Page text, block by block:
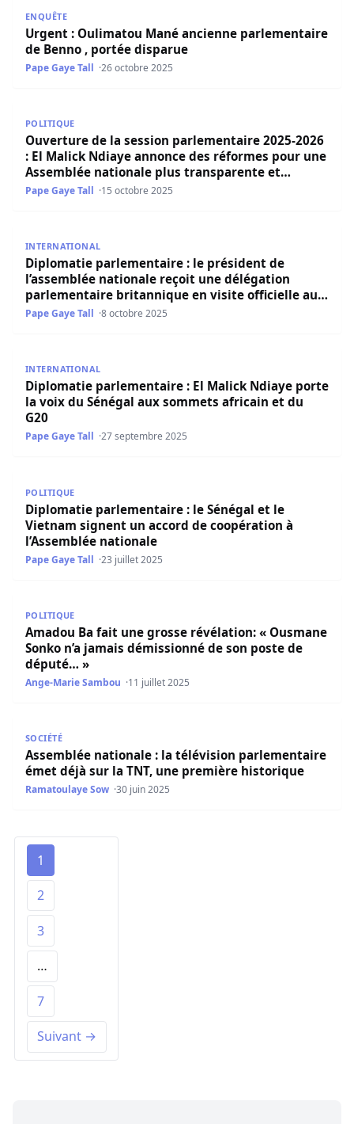
ENQUÊTE
Urgent : Oulimatou Mané ancienne parlementaire
de Benno , portée disparue
Pape Gaye Tall 26 octobre 2025
POLITIQUE
Ouverture de la session parlementaire 2025-2026
: El Malick Ndiaye annonce des réformes pour une
Assemblée nationale plus transparente et
performante
Pape Gaye Tall 15 octobre 2025
INTERNATIONAL
Diplomatie parlementaire : le président de
l’assemblée nationale reçoit une délégation
parlementaire britannique en visite officielle au
Sénégal
Pape Gaye Tall 8 octobre 2025
INTERNATIONAL
Diplomatie parlementaire : El Malick Ndiaye porte
la voix du Sénégal aux sommets africain et du
G20
Pape Gaye Tall 27 septembre 2025
POLITIQUE
Diplomatie parlementaire : le Sénégal et le
Vietnam signent un accord de coopération à
l’Assemblée nationale
Pape Gaye Tall 23 juillet 2025
POLITIQUE
Amadou Ba fait une grosse révélation: « Ousmane
Sonko n’a jamais démissionné de son poste de
député… »
Ange-Marie Sambou 11 juillet 2025
SOCIÉTÉ
Assemblée nationale : la télévision parlementaire
émet déjà sur la TNT, une première historique
Ramatoulaye Sow 30 juin 2025
1
2
3
…
7
Suivant →